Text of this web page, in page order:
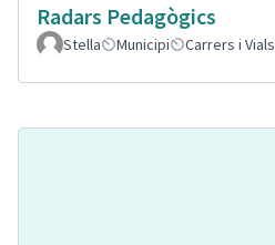
Radars Pedagògics
Stella
Municipi Carrers i Vials